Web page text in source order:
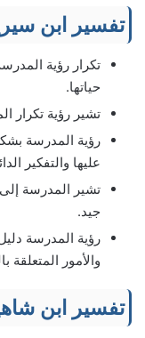
تفسير ابن
تكرار رؤية
حياتها.
تشير رؤية تكرار
رؤية المدرسة
عليها والتفكير
تشير المدرسة إلى
جيد.
رؤية المدرسة
والأمور المتعلقة
تفسير ابن